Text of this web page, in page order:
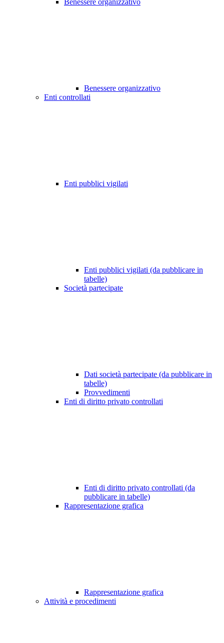
Benessere organizzativo
Benessere organizzativo
Enti controllati
Enti pubblici vigilati
Enti pubblici vigilati (da pubblicare in
tabelle)
Società partecipate
Dati società partecipate (da pubblicare in
tabelle)
Provvedimenti
Enti di diritto privato controllati
Enti di diritto privato controllati (da
pubblicare in tabelle)
Rappresentazione grafica
Rappresentazione grafica
Attività e procedimenti